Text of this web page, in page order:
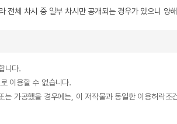
전체 차시 중 일부 차시만 공개되는 경우가 있으니 양
니다.
이용할 수 없습니다.
는 가공했을 경우에는, 이 저작물과 동일한 이용허락조